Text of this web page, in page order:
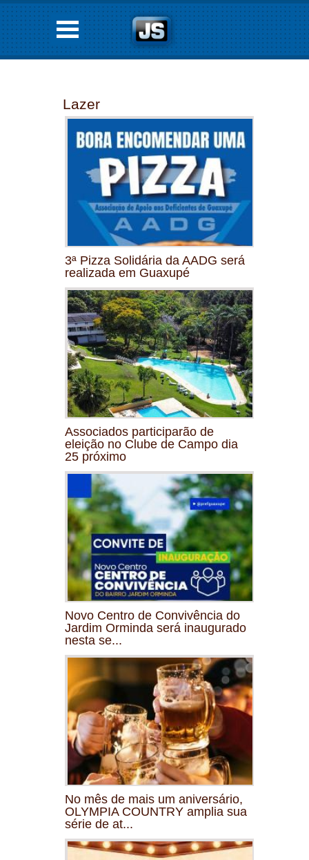
Lazer
3ª Pizza Solidária da AADG será
realizada em Guaxupé
Associados participarão de
eleição no Clube de Campo dia
25 próximo
Novo Centro de Convivência do
Jardim Orminda será inaugurado
nesta se...
No mês de mais um aniversário,
OLYMPIA COUNTRY amplia sua
série de at...